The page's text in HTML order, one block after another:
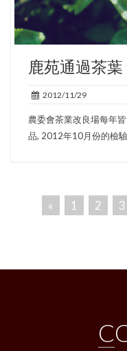
鹿苑通過茶
2012/11/29
農委會茶業改良場每年
品, 2012年10月份的檢
« 1 2 3